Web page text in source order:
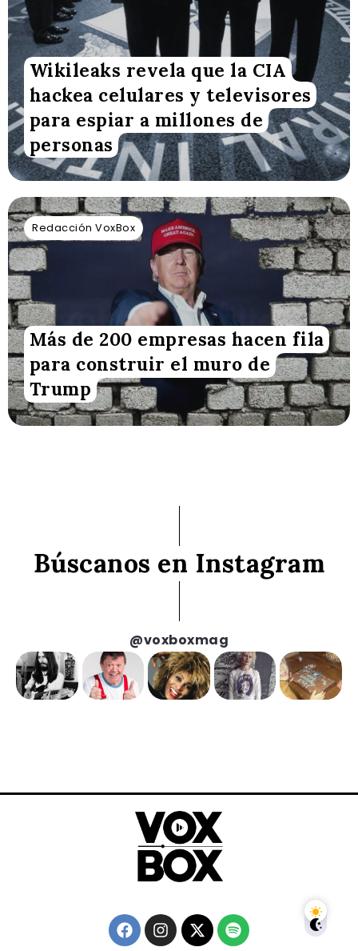
Wikileaks revela que la CIA
hackea celulares y televisores
para espiar a millones de
personas
Redacción VoxBox
Más de 200 empresas hacen fila
para construir el muro de
Trump
Búscanos en Instagram
@voxboxmag